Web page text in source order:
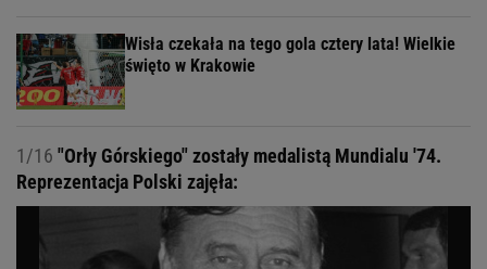
Wisła czekała na tego gola cztery lata! Wielkie
święto w Krakowie
1/16 "Orły Górskiego" zostały medalistą Mundialu '74.
Reprezentacja Polski zajęła: